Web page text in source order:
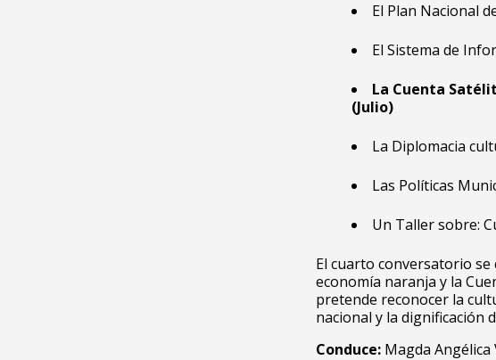
El Plan Nacional
El Sistema de
La Cuenta
(Julio)
La Diplomacia
Las Políticas
Un Taller sobre:
El cuarto conversatorio se
economía naranja y la
pretende reconocer la
nacional y la dignificación
Conduce: Magda